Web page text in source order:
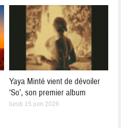
Yaya Minté vient de dévoiler
‘So’, son premier album
lundi 15 juin 2026